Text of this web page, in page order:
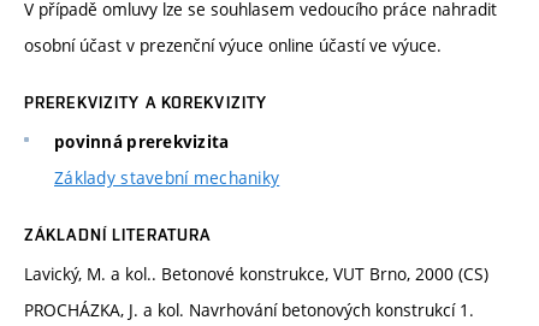
V případě omluvy lze se souhlasem vedoucího práce nahradit
osobní účast v prezenční výuce online účastí ve výuce.
PREREKVIZITY A KOREKVIZITY
povinná prerekvizita
Základy stavební mechaniky
ZÁKLADNÍ LITERATURA
Lavický, M. a kol.. Betonové konstrukce, VUT Brno, 2000 (CS)
PROCHÁZKA, J. a kol. Navrhování betonových konstrukcí 1.